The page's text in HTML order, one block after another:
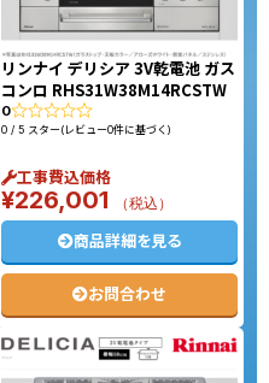
リンナイ デリシア 3V乾電池 ガス
コンロ RHS31W38M14RCSTW
0
0 / 5 スター(レビュー0件に基づく)
工事費込価格
¥226,001 （税込）
商品詳細を見る
お問合わせ